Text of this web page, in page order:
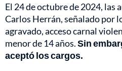
El 24 de octubre de 2024, las
Carlos Herrán, señalado por
agravado, acceso carnal
menor de 14 años.Sin
aceptó los cargos.